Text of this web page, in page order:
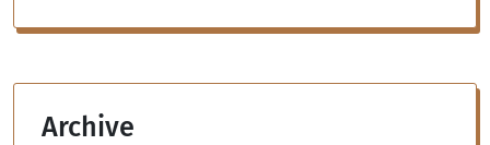
Archive